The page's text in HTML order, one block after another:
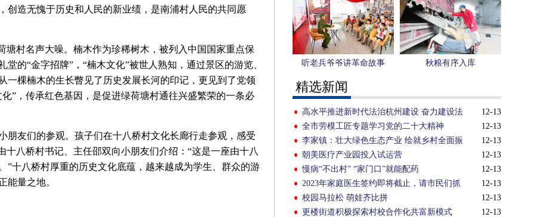
听老兵爷爷讲革命故事 秋粮有序入库
精选新闻
12-13
高水平推进新时代法治杭州建设 奋力建设法
治中国示范城市
12-13
全市劳模工匠专题学习党的二十大精神
12-13
李家镇：壮大绿色生态产业 绘就乡村全面振
兴新画卷
12-13
朝美医疗产业园投入试运营
12-13
慢病“不出村” “家门口”就能配药
12-13
2023年家庭医生签约即将截止，请市民们抓
紧办理
12-13
校园马拉松 萌娃齐比拼
12-13
更楼街道积极探索村校合作化共富新模式
创造无愧于历史和人民的新业绩，是南浦村人民的共同愿
塘村名声大噪。楠木作为珍稀树木，被列入中国国家重点保
的“金字招牌”，“楠木文化”被世人熟知，通过景区的游览、
一棵楠木的生长瞥见了历史发展长河的印记，更见到了党领
”，传承红色基因，是促进绿荷塘村通往兴盛繁荣的一条必
朋友们的参观。孩子们在十八桥村文化长廊行走参观，感受
八桥村书记、主任邵双向小朋友们介绍：“这是一座由十八
”十八桥村厚重的历史文化底蕴，越来越成为学生、群众的游
能量之地。